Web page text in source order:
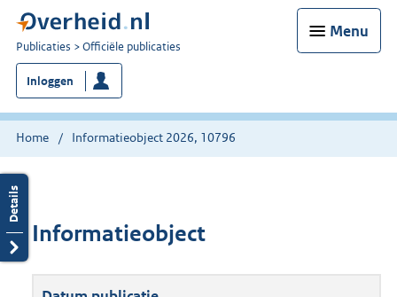
Menu
U
bent
nu
hier:
Publicaties Officiële publicaties
Inloggen
Home Informatieobject 2026, 10796
Informatieobject